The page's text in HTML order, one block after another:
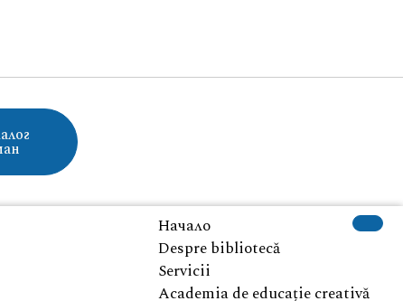
Начало
Despre bibliotecă
Servicii
Academia de educație creativă